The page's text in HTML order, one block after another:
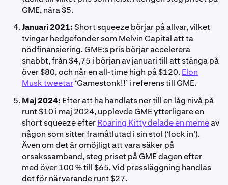
GME, nära $5.
Januari 2021:Short squeeze börjar på allvar, vilket
tvingar hedgefonder som Melvin Capital att ta
nödfinansiering. GME:s pris börjar accelerera
snabbt, från $4,75 i början av januari till att stänga på
över $80, och når en all-time high på $120. Elon
Musk tweetar‘Gamestonk!!’ i referens till GME.
Maj 2024: Efter att ha handlats ner till en låg nivå på
runt $10 i maj 2024, upplevde GME ytterligare en
short squeeze efterRoaring Kitty delade en memeav
någon som sitter framåtlutad i sin stol (‘lock in’).
Även om det är omöjligt att vara säker på
orsakssamband, steg priset på GME dagen efter
med över 100 % till $65. Vid pressläggning handlas
det för närvarande runt $27.